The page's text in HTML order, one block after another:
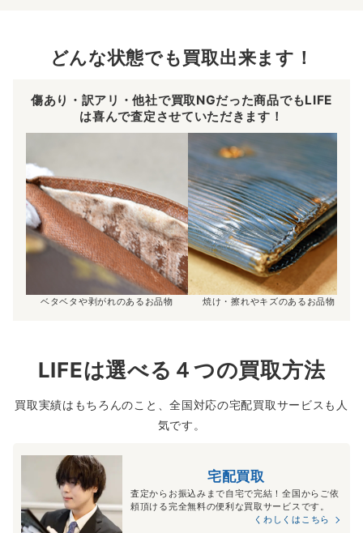
どんな状態でも買取出来ます！
傷あり・訳アリ・他社で買取NGだった商品でもLIFE
は喜んで査定させていただきます！
ベタベタや剥がれのあるお品物 焼け・擦れやキズのあるお品物
LIFEは選べる４つの買取方法
買取実績はもちろんのこと、全国対応の宅配買取サービスも人
気です。
宅配買取
査定からお振込みまで自宅で完結！全国からご依
頼頂ける完全無料の便利な買取サービスです。
くわしくはこちら